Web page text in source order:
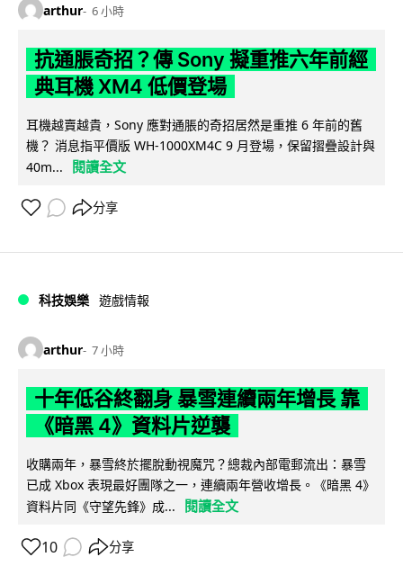
arthur 6 小時
抗通脹奇招？傳 Sony 擬重推六年前經
典耳機 XM4 低價登場
耳機越賣越貴，Sony 應對通脹的奇招居然是重推 6 年前的舊
機？ 消息指平價版 WH-1000XM4C 9 月登場，保留摺疊設計與
40m...
閱讀全文
分享
科技娛樂 遊戲情報
arthur 7 小時
十年低谷終翻身 暴雪連續兩年增長 靠
《暗黑 4》資料片逆襲
收購兩年，暴雪終於擺脫動視魔咒？總裁內部電郵流出：暴雪
已成 Xbox 表現最好團隊之一，連續兩年營收增長。《暗黑 4》
資料片同《守望先鋒》成...
閱讀全文
10 分享